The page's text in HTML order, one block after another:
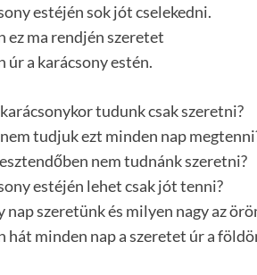
estéjén sok jót cselekedni.
ez ma rendjén szeretet
úr a karácsony estén.
tudunk csak szeretni?
tudjuk ezt minden nap
nem tudnánk szeretni?
estéjén lehet csak jót tenni?
nap szeretünk és milyen nagy az
hát minden nap a szeretet úr a